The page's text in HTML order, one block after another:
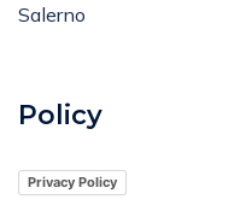
Salerno
Policy
Privacy Policy